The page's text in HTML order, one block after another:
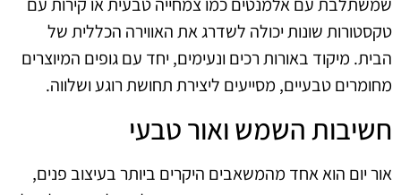
שמשתלבת עם אלמנטים כמו צמחייה טבעית או קירות עם
טקסטורות שונות יכולה לשדרג את האווירה הכללית של
הבית. מיקוד באורות רכים ונעימים, יחד עם גופים המיוצרים
מחומרים טבעיים, מסייעים ליצירת תחושת רוגע ושלווה.
חשיבות השמש ואור טבעי
אור יום הוא אחד מהמשאבים היקרים ביותר בעיצוב פנים,